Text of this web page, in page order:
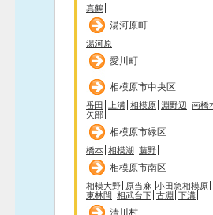
真鶴
湯河原町
湯河原
愛川町
相模原市中央区
番田 上溝 相模原 淵野辺 南橋
矢部
相模原市緑区
橋本 相模湖 藤野
相模原市南区
相模大野 原当麻 小田急相模原
東林間 相武台下 古淵 下溝
清川村